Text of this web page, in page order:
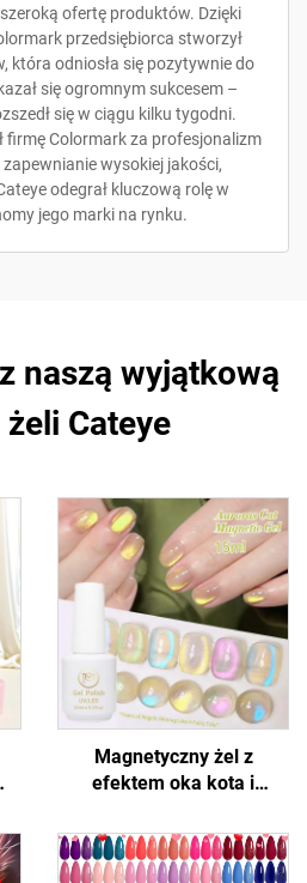
ofertę produktów. Dzięki
przedsiębiorca stworzył
która odniosła się pozytywnie do
się ogromnym sukcesem –
się w ciągu kilku tygodni.
firmę Colormark za profesjonalizm
wysokiej jakości,
odegrał kluczową rolę w
jego marki na rynku.
naszą wyjątkową
Cateye
Magnetyczny żel z
efektem oka kota i